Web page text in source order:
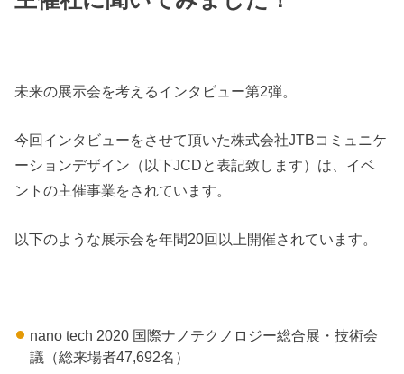
未来の展示会を考えるインタビュー第2弾。
今回インタビューをさせて頂いた株式会社JTBコミュニケ
ーションデザイン（以下JCDと表記致します）は、イベ
ントの主催事業をされています。
以下のような展示会を年間20回以上開催されています。
nano tech 2020 国際ナノテクノロジー総合展・技術会
議（総来場者47,692名）